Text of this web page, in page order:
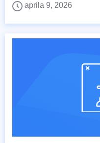
aprila 9, 2026